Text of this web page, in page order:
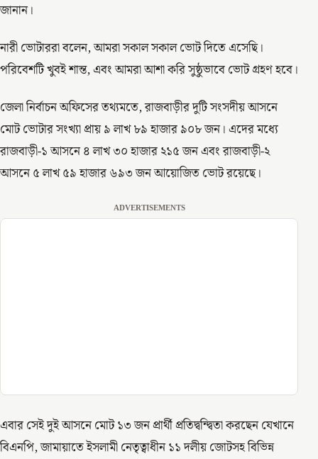
জানান।
নারী ভোটাররা বলেন, আমরা সকাল সকাল ভোট দিতে এসেছি।
পরিবেশটি খুবই শান্ত, এবং আমরা আশা করি সুষ্ঠুভাবে ভোট গ্রহণ হবে।
জেলা নির্বাচন অফিসের তথ্যমতে, রাজবাড়ীর দুটি সংসদীয় আসনে
মোট ভোটার সংখ্যা প্রায় ৯ লাখ ৮৯ হাজার ৯০৮ জন। এদের মধ্যে
রাজবাড়ী-১ আসনে ৪ লাখ ৩০ হাজার ২১৫ জন এবং রাজবাড়ী-২
আসনে ৫ লাখ ৫৯ হাজার ৬৯৩ জন আয়োজিত ভোট রয়েছে।
ADVERTISEMENTS
এবার সেই দুই আসনে মোট ১৩ জন প্রার্থী প্রতিদ্বন্দ্বিতা করছেন যেখানে
বিএনপি, জামায়াতে ইসলামী নেতৃত্বাধীন ১১ দলীয় জোটসহ বিভিন্ন